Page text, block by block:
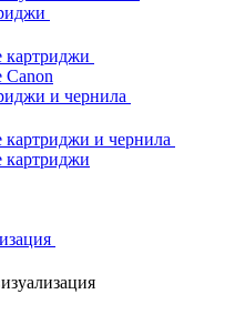
и чернила
и чернила